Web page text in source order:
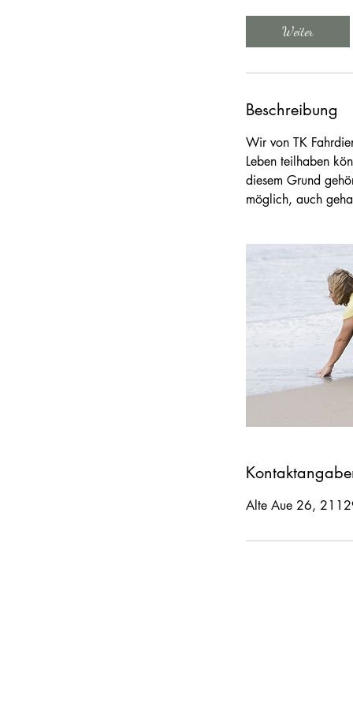
d
Weiter
Beschreibung
Wir von TK
Leben teilhaben
diesem Grund
möglich, auch
Alte Aue 26,